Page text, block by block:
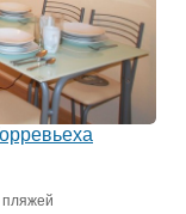
пляжей